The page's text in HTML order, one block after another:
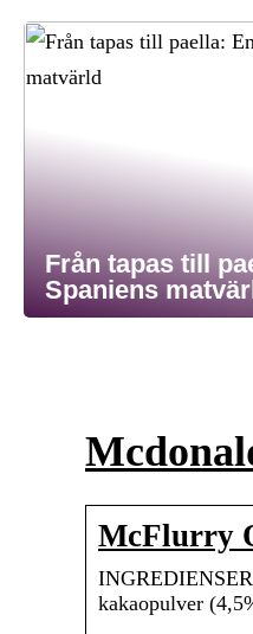
Från tapas till
Spaniens
McFlurry
kakaopulver